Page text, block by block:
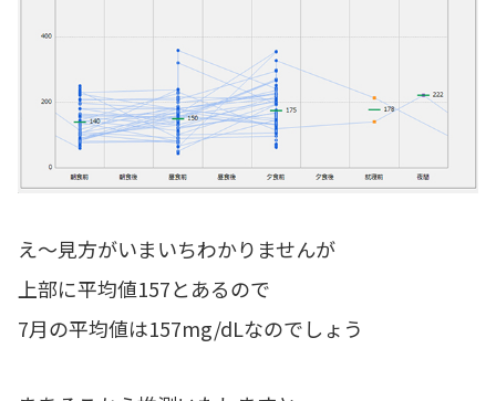
え～見方がいまいちわかりませんが
上部に平均値157とあるので
7月の平均値は157mg/dLなのでしょう